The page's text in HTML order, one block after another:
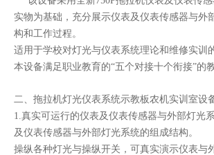
实物为基础，充分展示仪表及仪表传感器与外
构和工作过程。
适用于学校对灯光与仪表系统理论和维修实训
本设备满足职业教育的“五个对接十个衔接”的
二、拖拉机灯光仪表系统示教板农机实训室设
1.真实可运行的仪表及仪表传感器与外部灯光
及仪表传感器与外部灯光系统的组成结构。
操纵各种灯光与操纵开关，可真实演示仪表与